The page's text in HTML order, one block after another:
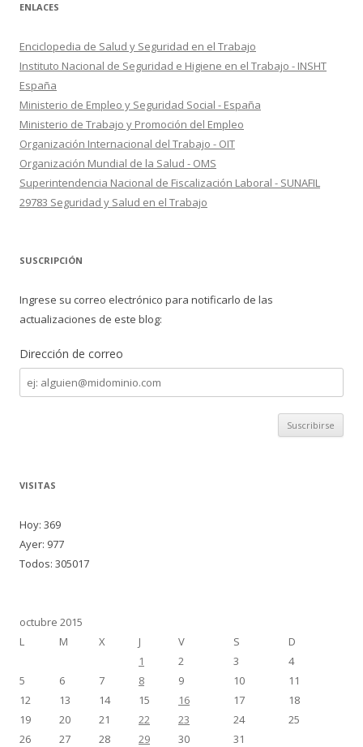
ENLACES
Enciclopedia de Salud y Seguridad en el Trabajo
Instituto Nacional de Seguridad e Higiene en el Trabajo - INSHT
España
Ministerio de Empleo y Seguridad Social - España
Ministerio de Trabajo y Promoción del Empleo
Organización Internacional del Trabajo - OIT
Organización Mundial de la Salud - OMS
Superintendencia Nacional de Fiscalización Laboral - SUNAFIL
29783 Seguridad y Salud en el Trabajo
SUSCRIPCIÓN
Ingrese su correo electrónico para notificarlo de las
actualizaciones de este blog:
Dirección de correo
Dirección
de
correo
VISITAS
Hoy: 369
Ayer: 977
Todos: 305017
octubre 2015
L
M X J V S
D
1
2 3
4
5
6 7 8 9 10
11
12
13 14 15 16 17
18
19
20 21 22 23 24
25
26
27 28 29 30 31